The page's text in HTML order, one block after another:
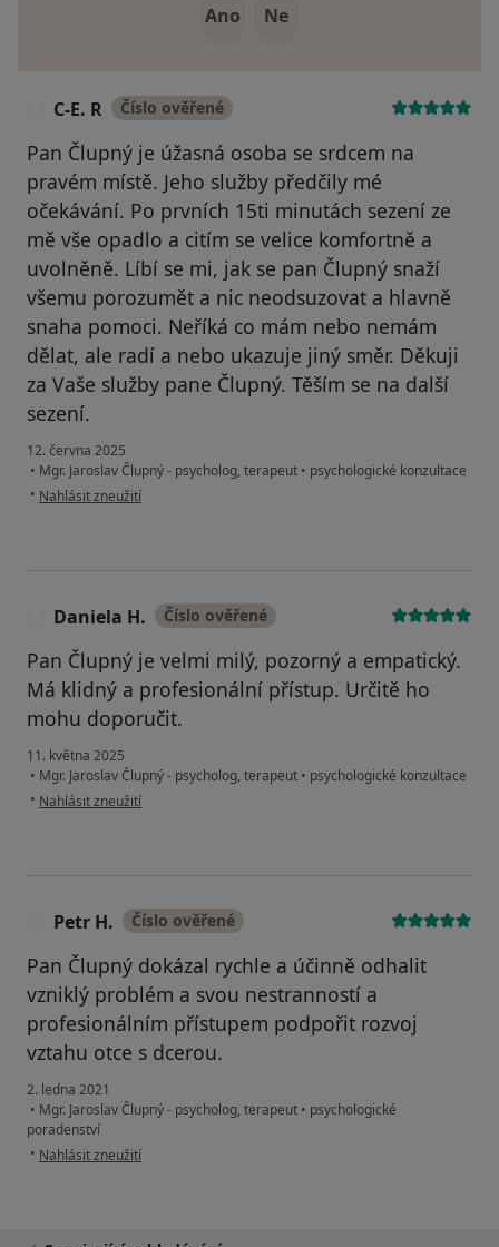
Ano Ne
C-E. R Číslo ověřené
Pan Člupný je úžasná osoba se srdcem na
pravém místě. Jeho služby předčily mé
očekávání. Po prvních 15ti minutách sezení ze
mě vše opadlo a citím se velice komfortně a
uvolněně. Líbí se mi, jak se pan Člupný snaží
všemu porozumět a nic neodsuzovat a hlavně
snaha pomoci. Neříká co mám nebo nemám
dělat, ale radí a nebo ukazuje jiný směr. Děkuji
za Vaše služby pane Člupný. Těším se na další
sezení.
12. června 2025
• Mgr. Jaroslav Člupný - psycholog, terapeut • psychologické konzultace
• podle názoru uživatele C-E. R
Nahlásit zneužití
Daniela H. Číslo ověřené
Pan Člupný je velmi milý, pozorný a empatický.
Má klidný a profesionální přístup. Určitě ho
mohu doporučit.
11. května 2025
• Mgr. Jaroslav Člupný - psycholog, terapeut • psychologické konzultace
• podle názoru uživatele Daniela H.
Nahlásit zneužití
Petr H. Číslo ověřené
Pan Člupný dokázal rychle a účinně odhalit
vzniklý problém a svou nestranností a
profesionálním přístupem podpořit rozvoj
vztahu otce s dcerou.
2. ledna 2021
• Mgr. Jaroslav Člupný - psycholog, terapeut • psychologické
poradenství
• podle názoru uživatele Petr H.
Nahlásit zneužití